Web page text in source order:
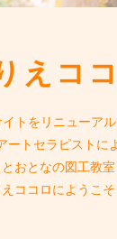
えコ
トをリニューアル
ートセラピストに
おとなの図工教室
ココロにようこそ